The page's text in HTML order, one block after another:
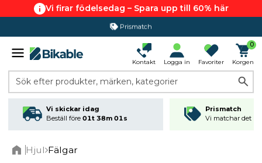
Vi firar födelsedag – Spara upp till 60% här
365 dagars öppet köp
Kontakt Logga in Favoriter
0
Korgen
Sök efter produkter, märken, kategorier
Vi skickar idag
Beställ före 01t 38m 01s
Prismatch
Vi matchar det
Hjul Fälgar